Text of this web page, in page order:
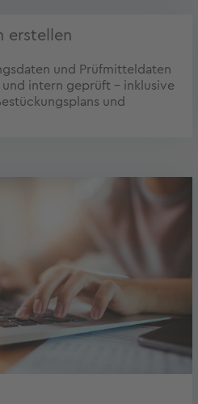
erstellen
und Prüfmitteldaten
intern geprüft – inklusive
und